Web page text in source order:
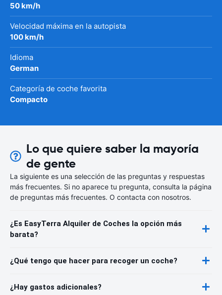
50 km/h
Velocidad máxima en la autopista
100 km/h
Idioma
German
Categoría de coche favorita
Compacto
Lo que quiere saber la mayoría
de gente
La siguiente es una selección de las preguntas y respuestas
más frecuentes. Si no aparece tu pregunta, consulta la página
de preguntas más frecuentes. O contacta con nosotros.
¿Es EasyTerra Alquiler de Coches la opción más
barata?
¿Qué tengo que hacer para recoger un coche?
¿Hay gastos adicionales?